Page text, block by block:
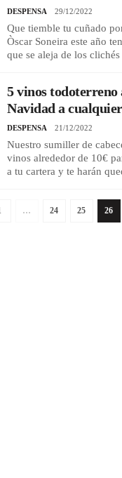
DESPENSA 29/12/2022
Que tiemble tu cuñado
Òscar Soneira este año
que se aleja de los clichés
5 vinos todoterreno
Navidad a
DESPENSA 21/12/2022
Nuestro sumiller de
vinos alrededor de 10€
a tu cartera y te harán
… 24 25 26